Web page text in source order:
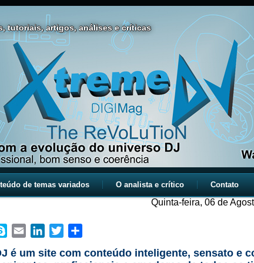
tutoriais, artigos, análises e críticas
de temas variados O analista e crítico Contato
Quinta-feira, 06 de
Skype Email LinkedInTwitter
é um site com conteúdo inteligente, sensato e